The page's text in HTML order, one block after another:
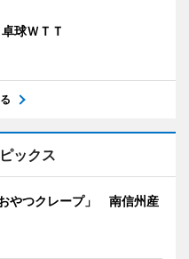
球ＷＴＴ
ックス
やつクレープ」 南信州産